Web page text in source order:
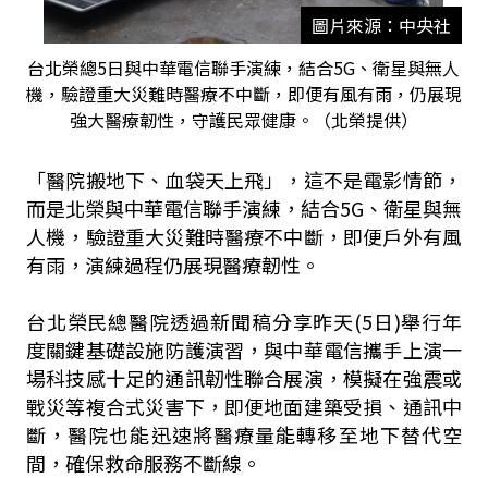
圖片來源：中央社
台北榮總5日與中華電信聯手演練，結合5G、衛星與無人
機，驗證重大災難時醫療不中斷，即便有風有雨，仍展現
強大醫療韌性，守護民眾健康。（北榮提供）
「醫院搬地下、血袋天上飛」，這不是電影情節，
而是北榮與中華電信聯手演練，結合5G、衛星與無
人機，驗證重大災難時醫療不中斷，即便戶外有風
有雨，演練過程仍展現醫療韌性。
台北榮民總醫院透過新聞稿分享昨天(5日)舉行年
度關鍵基礎設施防護演習，與中華電信攜手上演一
場科技感十足的通訊韌性聯合展演，模擬在強震或
戰災等複合式災害下，即便地面建築受損、通訊中
斷，醫院也能迅速將醫療量能轉移至地下替代空
間，確保救命服務不斷線。